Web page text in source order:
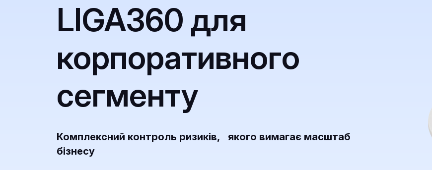
LIGA360 для
корпоративного
сегменту
Комплексний контроль ризиків, якого вимагає масштаб
бізнесу